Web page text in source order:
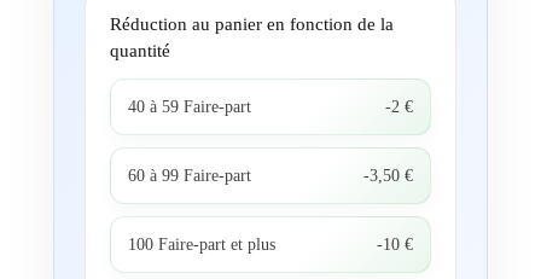
Réduction au panier en fonction de la
quantité
40 à 59 Faire-part -2 €
60 à 99 Faire-part -3,50 €
100 Faire-part et plus -10 €